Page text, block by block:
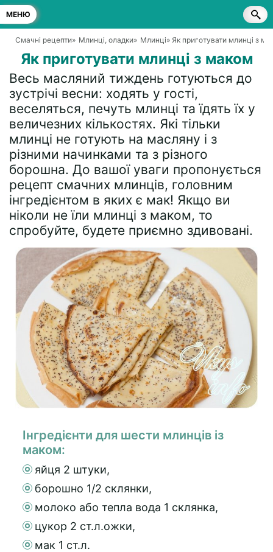
МЕНЮ
Смачні рецепти» Млинці, оладки» Млинці» Як приготувати млинці з
Як приготувати млинці з маком
Весь масляний тиждень готуються до
зустрічі весни: ходять у гості,
веселяться, печуть млинці та їдять їх у
величезних кількостях. Які тільки
млинці не готують на масляну і з
різними начинками та з різного
борошна. До вашої уваги пропонується
рецепт смачних млинців, головним
інгредієнтом в яких є мак! Якщо ви
ніколи не їли млинці з маком, то
спробуйте, будете приємно здивовані.
Інгредієнти для шести млинців із
маком:
яйця 2 штуки,
борошно 1/2 склянки,
молоко або тепла вода 1 склянка,
цукор 2 ст.л.ожки,
мак 1 ст.л.